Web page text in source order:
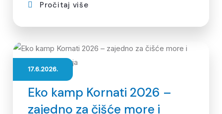
Pročitaj više
17.6.2026.
Eko kamp Kornati 2026 –
zajedno za čišće more i